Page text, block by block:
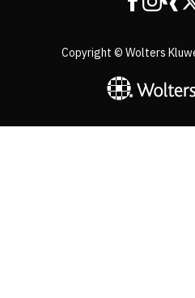
Facebook
Copyright © Wolters